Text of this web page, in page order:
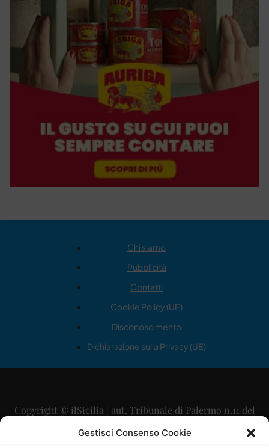
Gestisci Consenso Cookie
Chi siamo
Pubblicità
Contatti
Cookie Policy (UE)
Disconoscimento
Dichiarazione sulla Privacy (UE)
Copyright © ilSicilia | aut. Tribunale di Palermo n.11 del
29/09/2015